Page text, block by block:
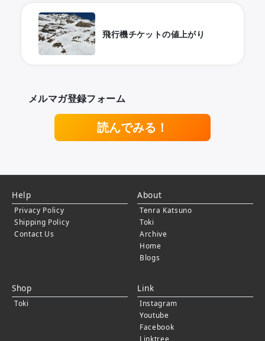
飛行機チケットの値上がり
メルマガ登録フォーム
読んでみる！
Help
Privacy Policy
Shipping Policy
Contact Us
About
Tenra Katsuno
Toki
Archive
Home
Blogs
Shop
Toki
Link
Instagram
Youtube
Facebook
Linktree